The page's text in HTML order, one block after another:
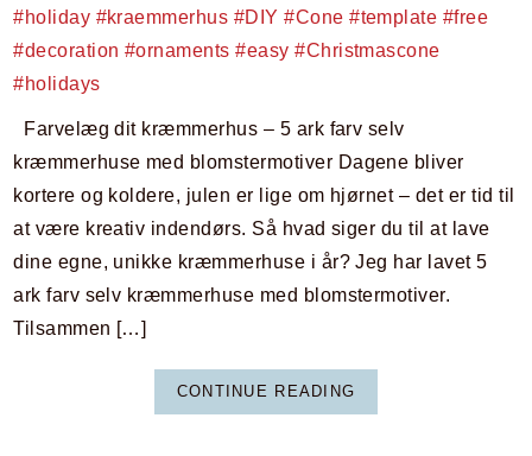
Farvelæg dit kræmmerhus – 5 ark farv selv
kræmmerhuse med blomstermotiver Dagene bliver
kortere og koldere, julen er lige om hjørnet – det er tid til
at være kreativ indendørs. Så hvad siger du til at lave
dine egne, unikke kræmmerhuse i år? Jeg har lavet 5
ark farv selv kræmmerhuse med blomstermotiver.
Tilsammen […]
CONTINUE READING